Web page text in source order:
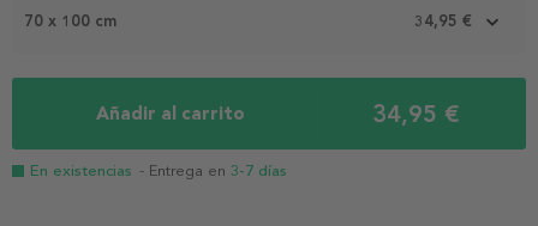
4
70 x 100 cm 34,95 €
Añadir al carrito 34,95 €
En existencias - Entrega en 3-7 días